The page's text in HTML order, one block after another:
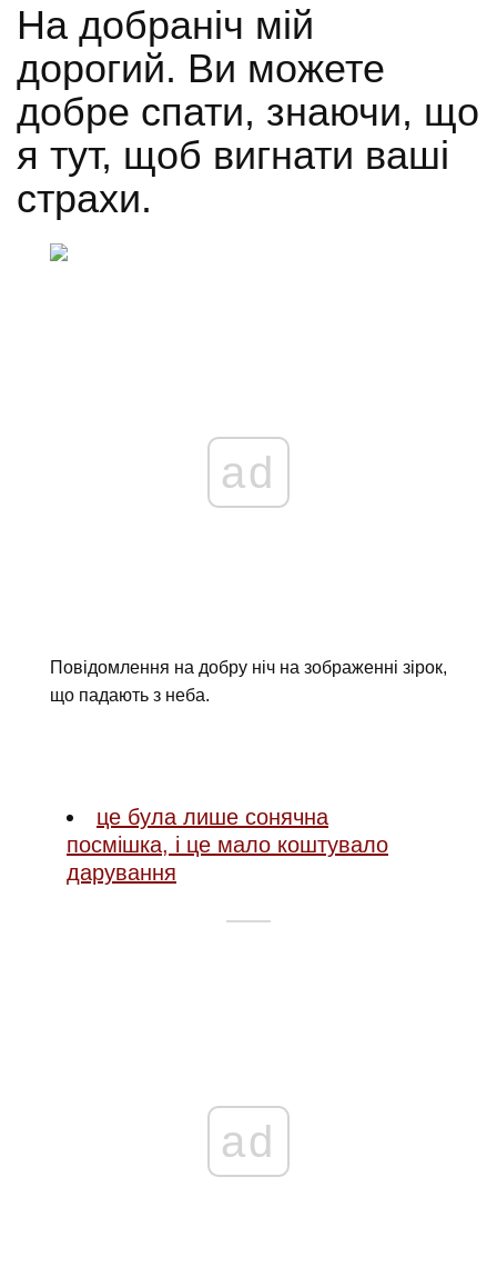
На добраніч мій
дорогий. Ви можете
добре спати, знаючи, що
я тут, щоб вигнати ваші
страхи.
ad
Повідомлення на добру ніч на зображенні зірок,
що падають з неба.
це була лише сонячна
посмішка, і це мало коштувало
дарування
ad